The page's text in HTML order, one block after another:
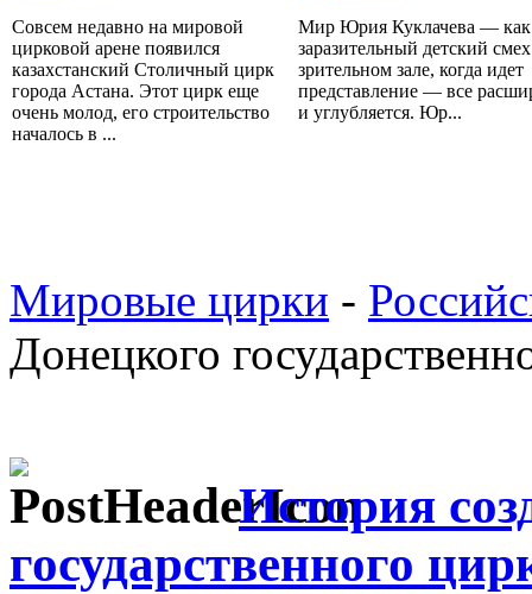
Совсем недавно на мировой
цирковой арене появился
казахстанский Столичный цирк
города Астана. Этот цирк еще
очень молод, его строительство
началось в ...
Мир Юрия Куклачева — как
заразительный детский
зрительном зале, когда идет
представление — все
и углубляется. Юр...
Мировые цирки -
Донецкого
История
государственного